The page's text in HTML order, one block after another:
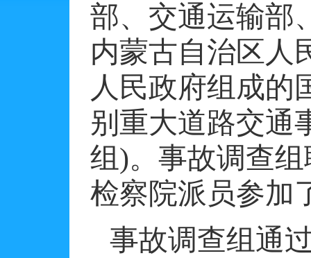
部、交通运输部
内蒙古自治区人
人民政府组成的
别重大道路交通
组 )。事故调查
检察院派员参加
事故调查组通